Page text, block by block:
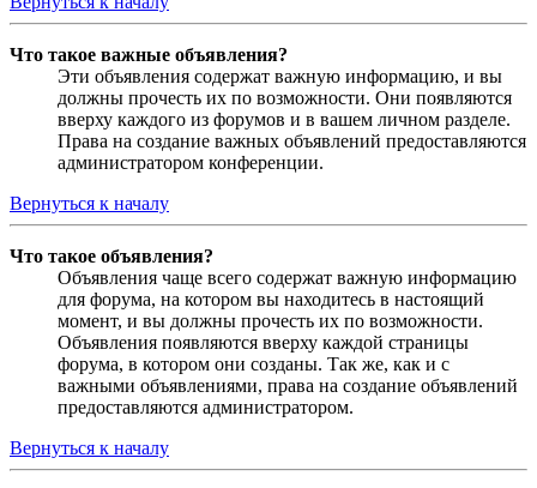
Что такое важные объявления?
Эти объявления содержат важную информацию, и вы
должны прочесть их по возможности. Они появляются
вверху каждого из форумов и в вашем личном разделе.
Права на создание важных объявлений предоставляются
администратором конференции.
Вернуться к началу
Что такое объявления?
Объявления чаще всего содержат важную информацию
для форума, на котором вы находитесь в настоящий
момент, и вы должны прочесть их по возможности.
Объявления появляются вверху каждой страницы
форума, в котором они созданы. Так же, как и с
важными объявлениями, права на создание объявлений
предоставляются администратором.
Вернуться к началу